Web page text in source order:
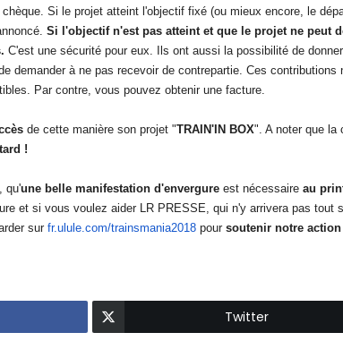
Si le projet atteint l'objectif fixé (ou mieux encore, le
Si l'objectif n'est pas atteint et que le projet ne peut
C'est une sécurité pour eux. Ils ont aussi la possibilité de
demander à ne pas recevoir de contrepartie. Ces
Par contre, vous pouvez obtenir une facture.
de cette manière son projet "TRAIN'IN BOX". A noter que la
!
qu'une belle manifestation d'envergure est nécessaire au
et si vous voulez aider LR PRESSE, qui n'y arrivera pas tout
sur fr.ulule.com/trainsmania2018 pour soutenir notre action
Twitter